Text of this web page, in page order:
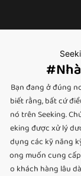
Bạn đang ở đúng
biết rằng, bất cứ
nó trên Seeking.
eking được xử lý
dụng các kỹ năng
ong muốn cung
o khách hàng lâu